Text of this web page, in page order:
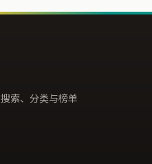
索、分类与榜单